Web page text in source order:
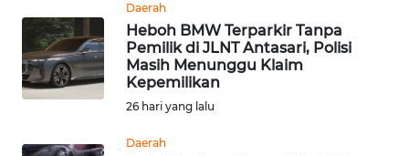
Daerah
Heboh BMW Terparkir Tanpa
Pemilik di JLNT Antasari, Polisi
Masih Menunggu Klaim
Kepemilikan
26 hari yang lalu
Daerah
PERISTIWA
Informasi